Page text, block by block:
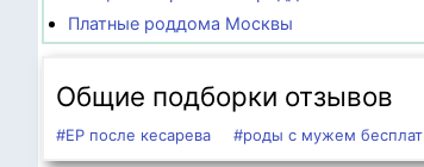
Платные роддома Москвы
Общие подборки отзывов
#ЕР после кесарева #роды с мужем